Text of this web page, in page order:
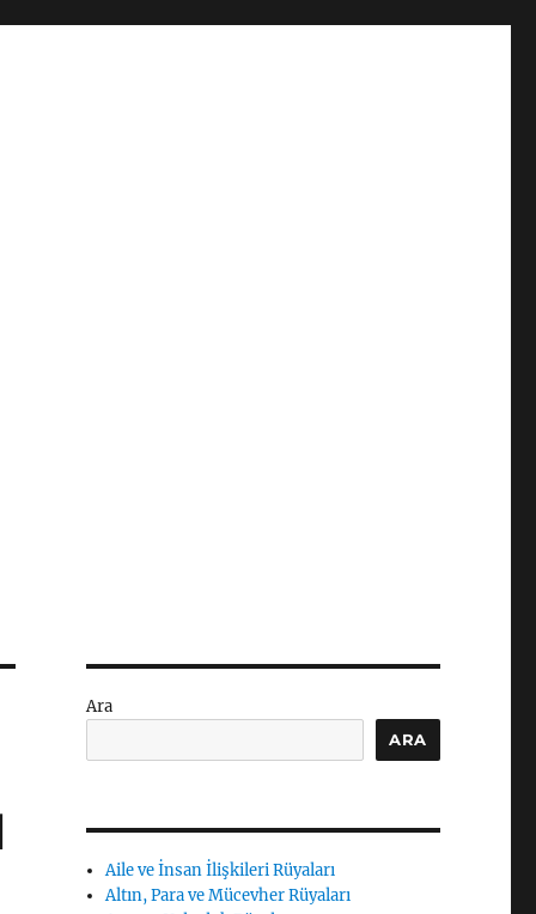
Ara
ARA
Aile ve İnsan İlişkileri Rüyaları
Altın, Para ve Mücevher Rüyaları